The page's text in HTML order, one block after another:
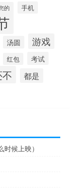
的 手机
汤圆 游戏
红包 考试
都是
候上映）